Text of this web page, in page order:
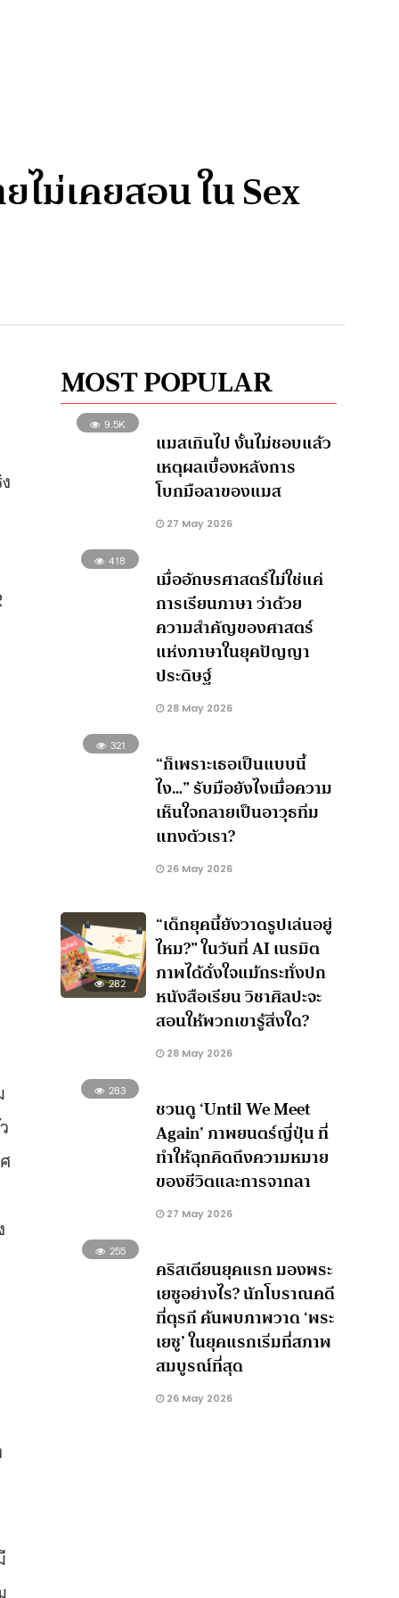
ไม่เคยสอน ใน Sex
MOST POPULAR
9.5K
แมสเกินไป งั้นไม่ชอบแล้ว
เหตุผลเบื้องหลังการ
โบกมือลาของแมส
27 May 2026
418
เมื่ออักษรศาสตร์ไม่ใช่แค่
การเรียนภาษา ว่าด้วย
ความสำคัญของศาสตร์
แห่งภาษาในยุคปัญญา
ประดิษฐ์
28 May 2026
321
“ก็เพราะเธอเป็นแบบนี้
ไง…” รับมือยังไงเมื่อความ
เห็นใจกลายเป็นอาวุธทิ่ม
แทงตัวเรา?
26 May 2026
282
“เด็กยุคนี้ยังวาดรูปเล่นอยู่
ไหม?” ในวันที่ AI เนรมิต
ภาพได้ดั่งใจแม้กระทั่งปก
หนังสือเรียน วิชาศิลปะจะ
สอนให้พวกเขารู้สิ่งใด?
28 May 2026
283
ชวนดู ‘Until We Meet
Again’ ภาพยนตร์ญี่ปุ่น ที่
ทำให้ฉุกคิดถึงความหมาย
ของชีวิตและการจากลา
27 May 2026
255
คริสเตียนยุคแรก มองพระ
เยซูอย่างไร? นักโบราณคดี
ที่ตุรกี ค้นพบภาพวาด ‘พระ
เยซู’ ในยุคแรกเริ่มที่สภาพ
สมบูรณ์ที่สุด
26 May 2026